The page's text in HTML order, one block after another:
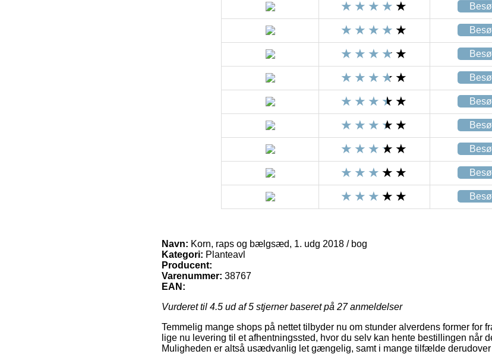
Navn: Korn, raps og bælgsæd, 1. udg 2018 / bog
Kategori: Planteavl
Producent:
Varenummer: 38767
EAN:
Vurderet til 4.5 ud af 5 stjerner baseret på 27anmeldelser
Temmelig mange shops på nettet tilbyder nu om stunder alverdens former for
lige nu levering til et afhentningssted, hvor du selv kan hente bestillingen når
Muligheden er altså usædvanlig let gængelig, samt i mange tilfælde